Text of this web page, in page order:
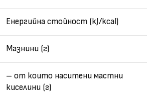
Енергийна стойност (kJ/kcal)
Мазнини (г)
– от които наситени мастни
киселини (г)